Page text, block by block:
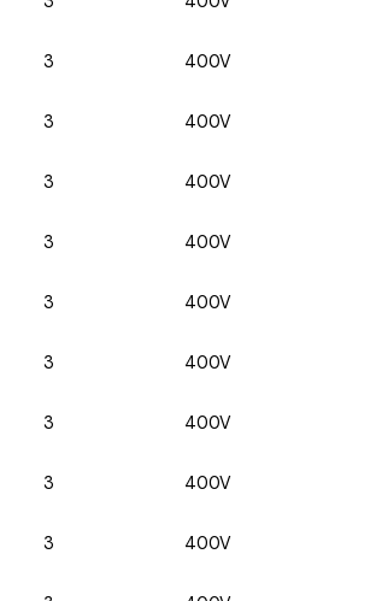
3 400V
3 400V
3 400V
3 400V
3 400V
3 400V
3 400V
3 400V
3 400V